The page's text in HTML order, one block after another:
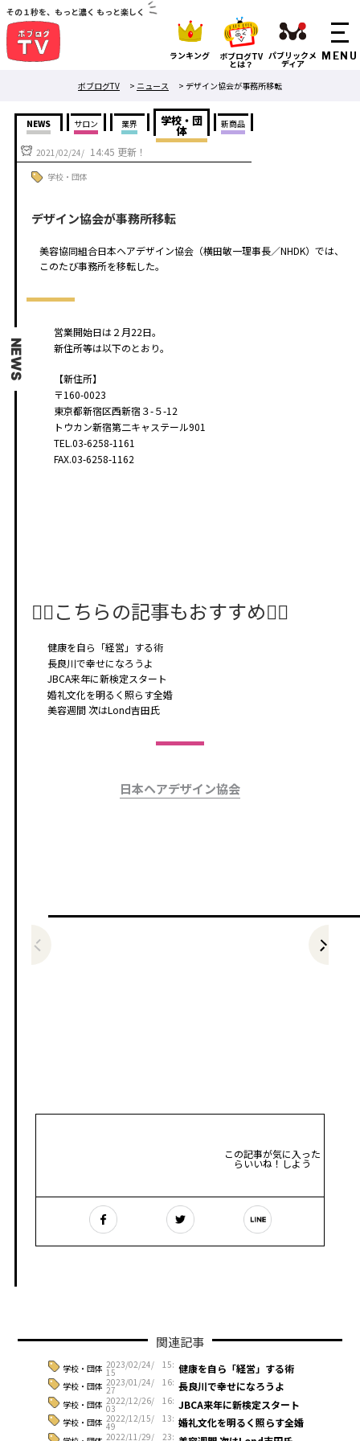
その１秒を、もっと濃く もっと楽しく
ランキング ボブログTV
とは？
パブリックメ
ディア
ボブログTV
> ニュース > デザイン協会が事務所移転
NEWS
2021/02/24/ 14:45 更新！
NEWS サロン 業界 学校・団
体 新商品
学校・団体
デザイン協会が事務所移転
美容協同組合日本ヘアデザイン協会（横田敏一理事長／NHDK）では、
このたび事務所を移転した。
営業開始日は２月22日。
新住所等は以下のとおり。
【新住所】
〒160-0023
東京都新宿区西新宿３-５-12
トウカン新宿第二キャステール901
TEL.03-6258-1161
FAX.03-6258-1162
🤸‍♂️こちらの記事もおすすめ🤸‍♀️
健康を自ら「経営」する術
長良川で幸せになろうよ
JBCA来年に新検定スタート
婚礼文化を明るく照らす全婚
美容週間 次はLond吉田氏
日本ヘアデザイン協会
この記事が気に入った
らいいね！しよう
関連記事
学校・団体 2023/02/24/ 15:
15 健康を自ら「経営」する術
学校・団体 2023/01/24/ 16:
27 長良川で幸せになろうよ
学校・団体 2022/12/26/ 16:
03 JBCA来年に新検定スタート
学校・団体 2022/12/15/ 13:
49 婚礼文化を明るく照らす全婚
2022/11/29/ 23: